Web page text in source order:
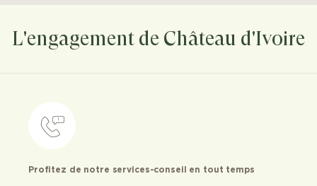
L'engagement de Château d'Ivoire
Profitez de notre services-conseil en tout temps